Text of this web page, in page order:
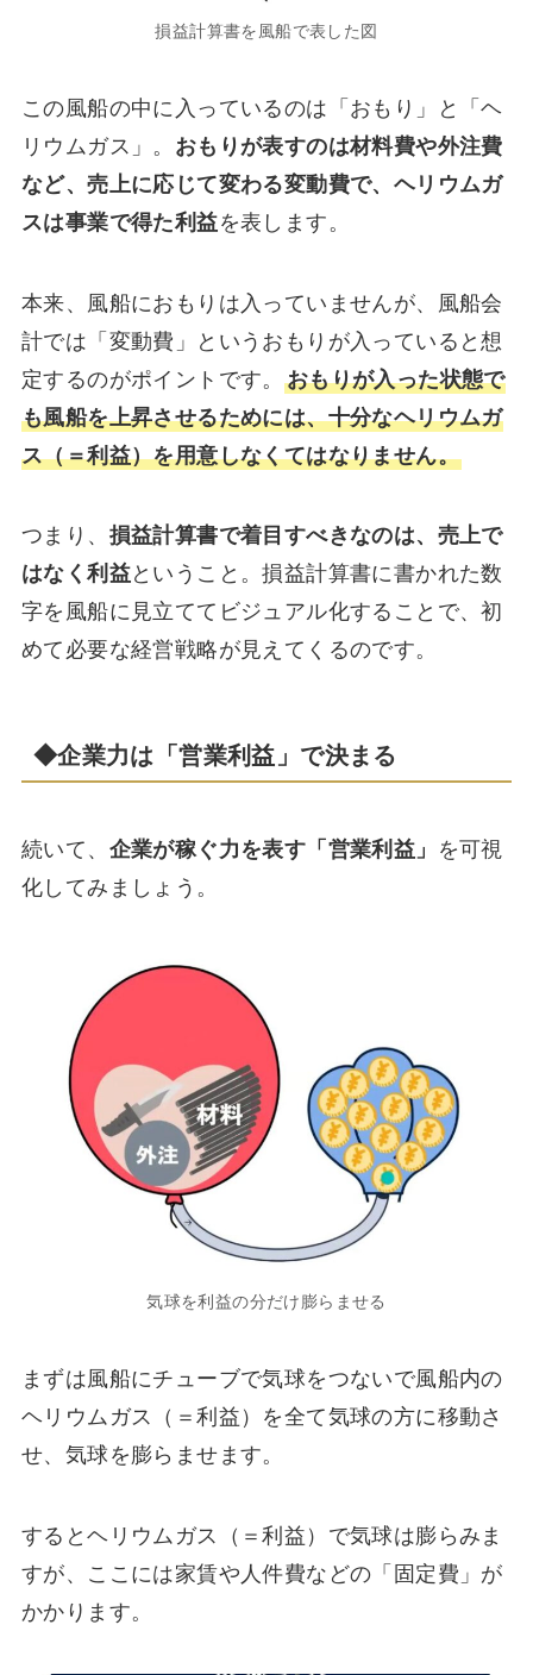
損益計算書を風船で表した図
この風船の中に入っているのは「おもり」と「ヘ
リウムガス」。 おもりが表すのは材料費や外注費
など、売上に応じて変わる変動費で、ヘリウムガ
スは事業で得た利益を表します。
本来、風船におもりは入っていませんが、風船会
計では「変動費」というおもりが入っていると想
定するのがポイントです。 おもりが入った状態で
も風船を上昇させるためには、十分なヘリウムガ
ス（＝利益）を用意しなくてはなりません。
つまり、 損益計算書で着目すべきなのは、売上で
はなく利益ということ。損益計算書に書かれた数
字を風船に見立ててビジュアル化することで、初
めて必要な経営戦略が見えてくるのです。
◆企業力は「営業利益」で決まる
続いて、 企業が稼ぐ力を表す「営業利益」
を可視
化してみましょう。
気球を利益の分だけ膨らませる
まずは風船にチューブで気球をつないで風船内の
ヘリウムガス（＝利益）を全て気球の方に移動さ
せ、気球を膨らませます。
するとヘリウムガス（＝利益）で気球は膨らみま
すが、ここには家賃や人件費などの「固定費」が
かかります。